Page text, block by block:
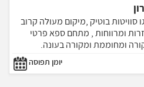
סוויטות בוטיק ,מיקום מעולה קרוב
מאובזרות ומרווחות , מתחם ספא פרטי
ומחוממת ומקורה בעונה.
פרטיות מוחלטת !! המתחם נמצא
יומן תפוסה